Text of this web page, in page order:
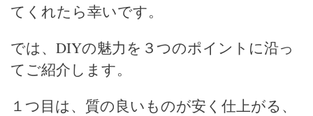
てくれたら幸いです。
では、DIYの魅力を３つのポイントに沿っ
てご紹介します。
１つ目は、質の良いものが安く仕上がる、